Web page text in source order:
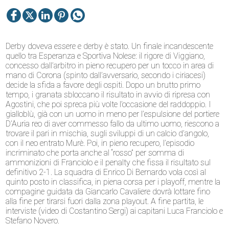
Derby doveva essere e derby è stato. Un finale incandescente
quello tra Esperanza e Sportiva Nolese: il rigore di Viggiano,
concesso dall’arbitro in pieno recupero per un tocco in area di
mano di Corona (spinto dall’avversario, secondo i ciriacesi)
decide la sfida a favore degli ospiti. Dopo un brutto primo
tempo, i granata sbloccano il risultato in avvio di ripresa con
Agostini, che poi spreca più volte l’occasione del raddoppio. I
gialloblù, già con un uomo in meno per l’espulsione del portiere
D’Auria reo di aver commesso fallo da ultimo uomo, riescono a
trovare il pari in mischia, sugli sviluppi di un calcio d’angolo,
con il neo entrato Murè. Poi, in pieno recupero, l’episodio
incriminato che porta anche al “rosso” per somma di
ammonizioni di Franciolo e il penalty che fissa il risultato sul
definitivo 2-1. La squadra di Enrico Di Bernardo vola così al
quinto posto in classifica, in piena corsa per i playoff, mentre la
compagine guidata da Giancarlo Cavaliere dovrà lottare fino
alla fine per tirarsi fuori dalla zona playout. A fine partita, le
interviste (video di Costantino Sergi) ai capitani Luca Franciolo e
Stefano Novero.